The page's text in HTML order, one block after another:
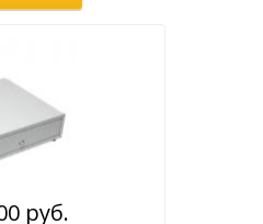
руб.